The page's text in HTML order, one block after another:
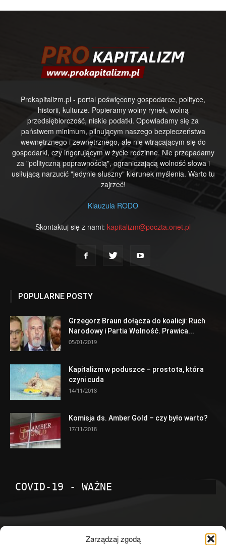
Zarządzaj zgodą
Prokapitalizm.pl - portal poświęcony gospodarce, polityce,
historii, kulturze. Popieramy wolny rynek, wolną
przedsiębiorczość, niskie podatki. Opowiadamy się za
państwem minimum, pilnującym naszego bezpieczeństwa
wewnętrznego i zewnętrznego, ale nie wtrącającym się do
gospodarki, czy ingerującym w życie rodzinne. Nie przepadamy
za "polityczną poprawnością", ograniczającą wolność słowa i
usiłującą narzucić "jedynie słuszny" kierunek myślenia. Warto tu
zajrzeć!
Klauzula RODO
Skontaktuj się z nami: kapitalizm@poczta.onet.pl
POPULARNE POSTY
Grzegorz Braun dołącza do koalicji: Ruch
Narodowy i Partia Wolność. Prawica...
05/01/2019
Kapitalizm w poduszce – prostota, która
czyni cuda
14/11/2018
Komisja ds. Amber Gold – czy było warto?
17/11/2018
COVID-19 - WAŻNE